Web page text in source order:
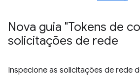
Nova guia "Tokens de
solicitações de rede
Inspecione as solicitações de rede